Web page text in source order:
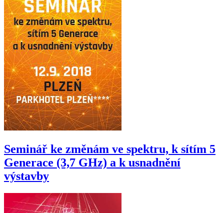
Seminář ke změnám ve spektru, k sítím 5
Generace (3,7 GHz) a k usnadnění
výstavby